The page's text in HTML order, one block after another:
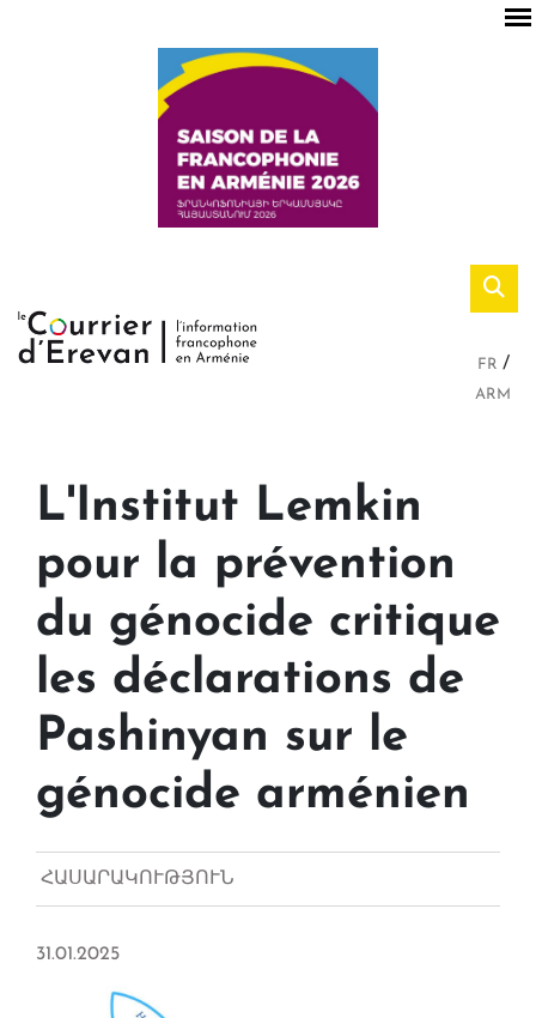
FR
ARM
L'Institut Lemkin
pour la prévention
du génocide critique
les déclarations de
Pashinyan sur le
génocide arménien
ՀԱՍԱՐԱԿՈՒԹՅՈՒՆ
31.01.2025